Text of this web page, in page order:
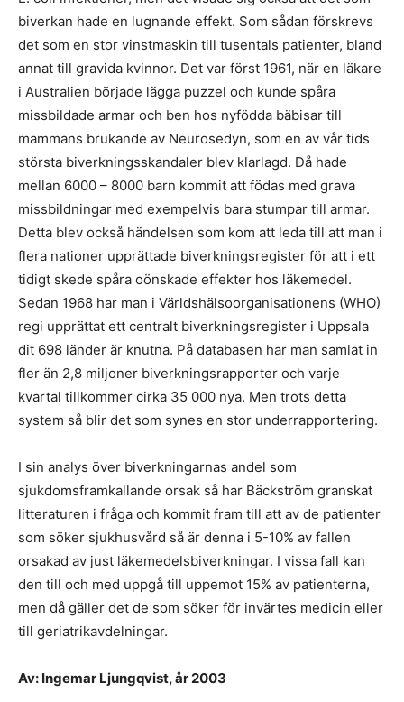
biverkan hade en lugnande effekt. Som sådan förskrevs
det som en stor vinstmaskin till tusentals patienter, bland
annat till gravida kvinnor. Det var först 1961, när en läkare
i Australien började lägga puzzel och kunde spåra
missbildade armar och ben hos nyfödda bäbisar till
mammans brukande av Neurosedyn, som en av vår tids
största biverkningsskandaler blev klarlagd. Då hade
mellan 6000 – 8000 barn kommit att födas med grava
missbildningar med exempelvis bara stumpar till armar.
Detta blev också händelsen som kom att leda till att man i
flera nationer upprättade biverkningsregister för att i ett
tidigt skede spåra oönskade effekter hos läkemedel.
Sedan 1968 har man i Världshälsoorganisationens (WHO)
regi upprättat ett centralt biverkningsregister i Uppsala
dit 698 länder är knutna. På databasen har man samlat in
fler än 2,8 miljoner biverkningsrapporter och varje
kvartal tillkommer cirka 35 000 nya. Men trots detta
system så blir det som synes en stor underrapportering.
I sin analys över biverkningarnas andel som
sjukdomsframkallande orsak så har Bäckström granskat
litteraturen i fråga och kommit fram till att av de patienter
som söker sjukhusvård så är denna i 5-10% av fallen
orsakad av just läkemedelsbiverkningar. I vissa fall kan
den till och med uppgå till uppemot 15% av patienterna,
men då gäller det de som söker för invärtes medicin eller
till geriatrikavdelningar.
Av: Ingemar Ljungqvist, år 2003